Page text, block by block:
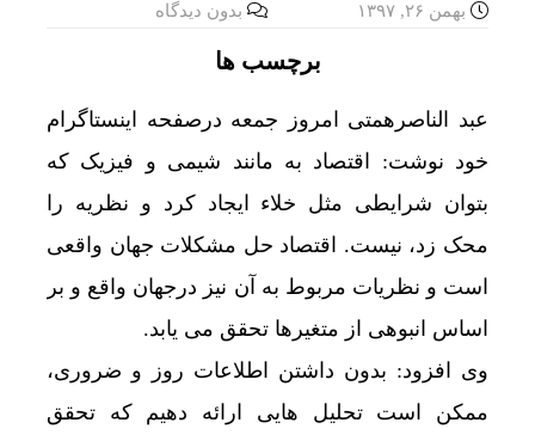
بهمن ۲۶, ۱۳۹۷
بدون دیدگاه
برچسب ها
عبد الناصرهمتی امروز جمعه درصفحه اینستاگرام
خود نوشت: اقتصاد به مانند شیمی و فیزیک که
بتوان شرایطی مثل خلاء ایجاد کرد و نظریه را
محک زد، نیست. اقتصاد حل مشکلات جهان واقعی
است و نظریات مربوط به آن نیز درجهان واقع و بر
اساس انبوهی از متغیرها تحقق می یابد.
وی افزود: بدون داشتن اطلاعات روز و ضروری،
ممکن است تحلیل هایی ارائه دهیم که تحقق